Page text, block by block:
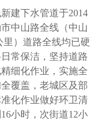
建下水管道于2014
中山路全线（中山
）道路全线均已硬
常保洁，坚持道路
细化作业，实施全
覆盖，老城区及部
化作业做好环卫清
小时，次街道12小